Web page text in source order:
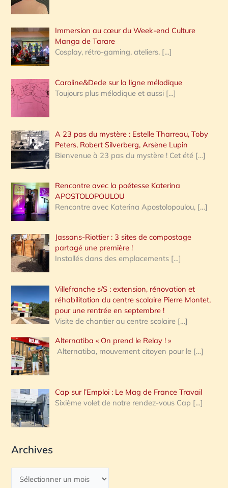
:
Immersion au cœur du Week-end Culture
Manga de Tarare
Cosplay, rétro-gaming, ateliers, […]
Caroline&Dede sur la ligne mélodique
Toujours plus mélodique et aussi […]
A 23 pas du mystère : Estelle Tharreau, Toby
Peters, Robert Silverberg, Arsène Lupin
Bienvenue à 23 pas du mystère ! Cet été […]
Rencontre avec la poétesse Katerina
APOSTOLOPOULOU
Rencontre avec Katerina Apostolopoulou, […]
Jassans-Riottier : 3 sites de compostage
partagé une première !
Installés dans des emplacements […]
Villefranche s/S : extension, rénovation et
réhabilitation du centre scolaire Pierre Montet,
pour une rentrée en septembre !
Visite de chantier au centre scolaire […]
Alternatiba « On prend le Relay ! »
Alternatiba, mouvement citoyen pour le […]
Cap sur l’Emploi : Le Mag de France Travail
Sixième volet de notre rendez-vous Cap […]
Archives